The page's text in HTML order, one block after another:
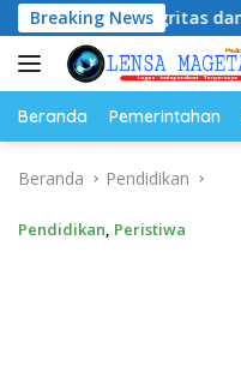
Langsung
ke
konten
Breaking News
dan Terpercaya
Beranda Pemerintahan
Beranda Pendidikan
Pendidikan, Peristiwa